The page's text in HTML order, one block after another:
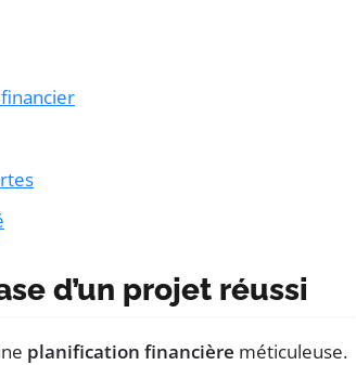
d’un projet réussi
planification financière méticuleuse.